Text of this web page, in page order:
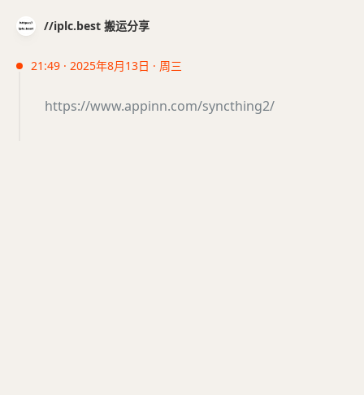
//iplc.best 搬运分享
21:49 · 2025年8月13日 · 周三
https://www.appinn.com/syncthing2/